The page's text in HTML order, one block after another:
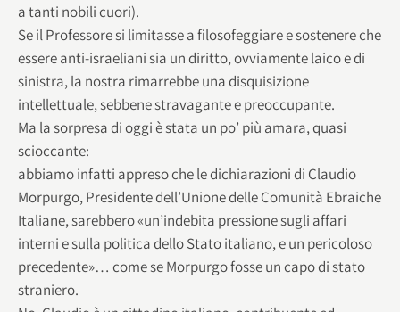
a tanti nobili cuori).
Se il Professore si limitasse a filosofeggiare e sostenere che
essere anti-israeliani sia un diritto, ovviamente laico e di
sinistra, la nostra rimarrebbe una disquisizione
intellettuale, sebbene stravagante e preoccupante.
Ma la sorpresa di oggi è stata un po’ più amara, quasi
scioccante:
abbiamo infatti appreso che le dichiarazioni di Claudio
Morpurgo, Presidente dell’Unione delle Comunità Ebraiche
Italiane, sarebbero «un’indebita pressione sugli affari
interni e sulla politica dello Stato italiano, e un pericoloso
precedente»… come se Morpurgo fosse un capo di stato
straniero.